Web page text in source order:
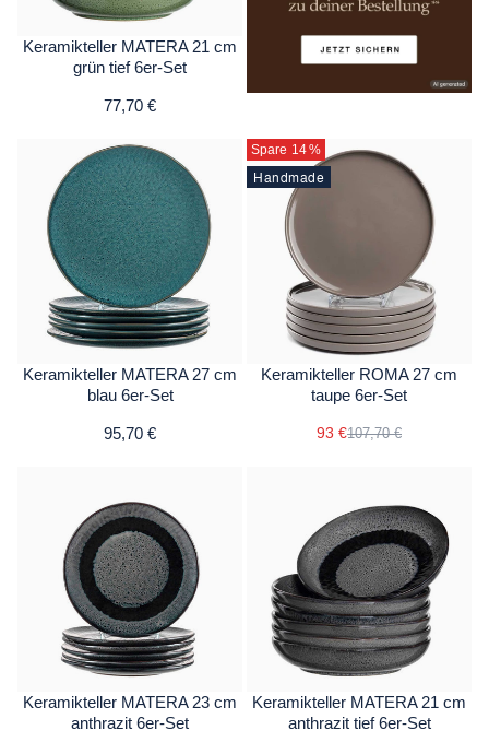
Keramikteller MATERA 21 cm
grün tief 6er-Set
77,70 €
Keramikteller MATERA 27 cm
blau 6er-Set
95,70 €
Spare 14%
Handmade
Keramikteller ROMA 27 cm
taupe 6er-Set
93 €107,70 €
Keramikteller MATERA 23 cm
anthrazit 6er-Set
Keramikteller MATERA 21 cm
anthrazit tief 6er-Set